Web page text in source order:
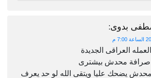
بدوى:
العراقى الجديدة
صرافة محدش بيشترى
يضحك عليا ويتقى الله لو حد يعرف